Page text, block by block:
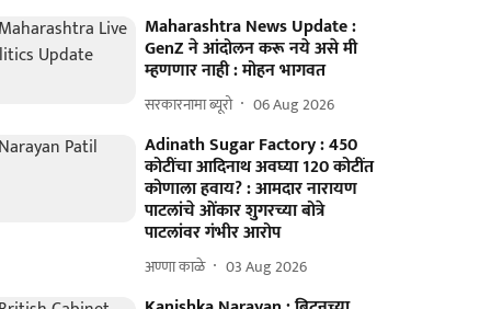
Maharashtra News Update :
GenZ ने आंदोलन करू नये असे मी
म्हणणार नाही : मोहन भागवत
सरकारनामा ब्यूरो 06 Aug 2026
Adinath Sugar Factory : 450
कोटींचा आदिनाथ अवघ्या 120 कोटींत
कोणाला हवाय? : आमदार नारायण
पाटलांचे ओंकार शुगरच्या बोत्रे
पाटलांवर गंभीर आरोप
अण्णा काळे 03 Aug 2026